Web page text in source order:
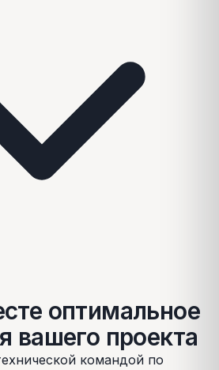
оптимальное
вашего проекта
командой по